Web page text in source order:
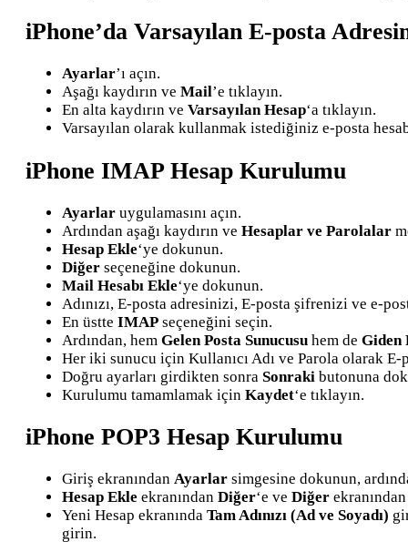
iPhone’da Varsayılan E-posta
Ayarlar’ı açın.
Aşağı kaydırın ve Mail’e tıklayın.
En alta kaydırın ve Varsayılan Hesap‘a tıklayın.
Varsayılan olarak kullanmak istediğiniz e-posta
iPhone IMAP Hesap Kurulumu
Ayarlar uygulamasını açın.
Ardından aşağı kaydırın ve Hesaplar ve Parolalar
Hesap Ekle‘ye dokunun.
Diğer seçeneğine dokunun.
Mail Hesabı Ekle‘ye dokunun.
Adınızı, E-posta adresinizi, E-posta şifrenizi ve e-
En üstte IMAP seçeneğini seçin.
Ardından, hem Gelen Posta Sunucusu hem de Giden
Her iki sunucu için Kullanıcı Adı ve Parola olarak
Doğru ayarları girdikten sonra Sonraki butonuna
Kurulumu tamamlamak için Kaydet‘e tıklayın.
iPhone POP3 Hesap Kurulumu
Giriş ekranından Ayarlar simgesine dokunun,
Hesap Ekle ekranından Diğer‘e ve Diğer
Yeni Hesap ekranında Tam Adınızı (Ad ve Soyadı)
girin.